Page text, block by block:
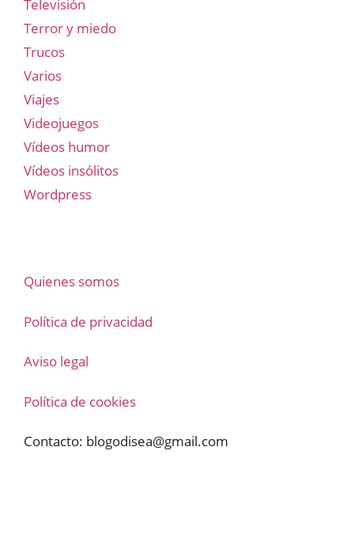
Televisión
Terror y miedo
Trucos
Varios
Viajes
Videojuegos
Vídeos humor
Vídeos insólitos
Wordpress
Quienes somos
Política de privacidad
Aviso legal
Política de cookies
Contacto: blogodisea@gmail.com